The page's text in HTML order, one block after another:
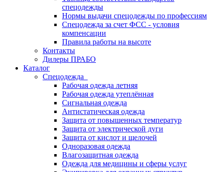
спецодежды
Нормы выдачи спецодежды по профессиям
Спецодежда за счет ФСС - условия
компенсации
Правила работы на высоте
Контакты
Дилеры ПРАБО
Каталог
Спецодежда
Рабочая одежда летняя
Рабочая одежда утеплённая
Сигнальная одежда
Антистатическая одежда
Защита от повышенных температур
Защита от электрической дуги
Защита от кислот и щелочей
Одноразовая одежда
Влагозащитная одежда
Одежда для медицины и сферы услуг